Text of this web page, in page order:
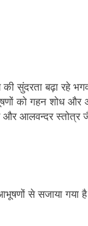
सुंदरता बढ़ा रहे
को गहन शोध और
और आलवन्दर स्तोत्र
से सजाया गया